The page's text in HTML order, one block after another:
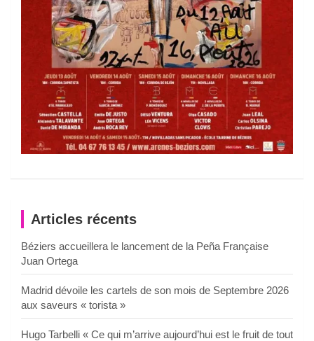
Articles récents
Béziers accueillera le lancement de la Peña Française
Juan Ortega
Madrid dévoile les cartels de son mois de Septembre 2026
aux saveurs « torista »
Hugo Tarbelli « Ce qui m’arrive aujourd’hui est le fruit de tout